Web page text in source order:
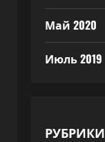
Май 2020
Июль 2019
РУБРИКИ